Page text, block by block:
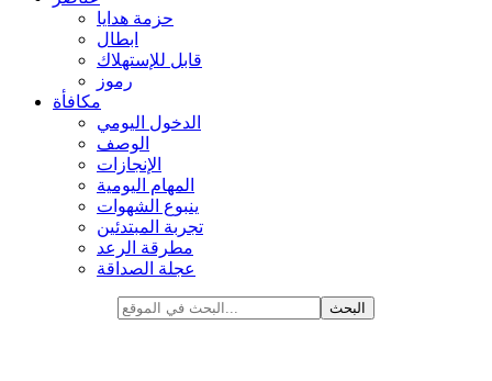
حزمة هدايا
ابطال
قابل للإستهلاك
رموز
مكافأة
الدخول اليومي
الوصف
الإنجازات
المهام اليومية
ينبوع الشهوات
تجربة المبتدئين
مطرقة الرعد
عجلة الصداقة